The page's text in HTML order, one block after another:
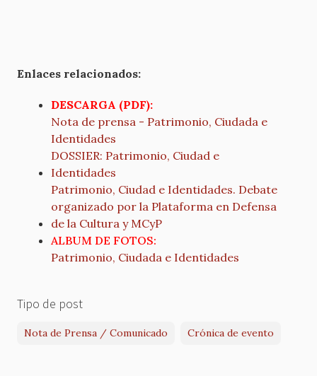
Enlaces relacionados:
DESCARGA (PDF):
Nota de prensa - Patrimonio, Ciudada e
Identidades
DOSSIER: Patrimonio, Ciudad e
Identidades
Patrimonio, Ciudad e Identidades. Debate
organizado por la Plataforma en Defensa
de la Cultura y MCyP
ALBUM DE FOTOS:
Patrimonio, Ciudada e Identidades
Tipo de post
Nota de Prensa / Comunicado Crónica de evento